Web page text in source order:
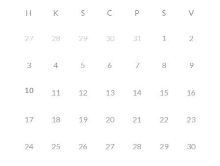
H K S C P S V
27 28 29 30 31 1 2
3 4 5 6 7 8 9
10 11 12 13 14 15 16
17 18 19 20 21 22 23
24 25 26 27 28 29 30